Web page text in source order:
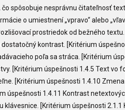
spôsobuje nesprávnu čitateľnosť
o umiestnení „vpravo“ alebo
prostriedok od bežného
kontrast. [Kritérium
poľa sa stráca. [Kritérium
[Kritérium úspešnosti 1.4.5 Text vo
[Kritérium úspešnosti 1.4.10
úspešnosti 1.4.11 Kontrast
[Kritérium úspešnosti 2.1.1